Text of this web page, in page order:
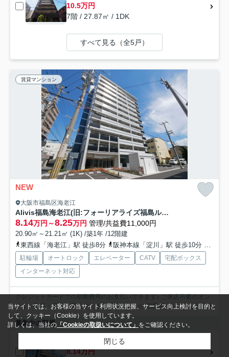
10.5万円
7階 / 27.87㎡ / 1DK
すべて見る（全5戸）
賃貸マンション
NEW
大阪市福島区海老江
Alivis福島海老江(旧:フォーリアライズ福島ルノン)
8.14万円～8.25万円 管理/共益費11,000円
20.90㎡～21.21㎡ (1K) /築1年 /12階建
東西線「海老江」駅 徒歩8分
阪神本線「淀川」駅 徒歩10分
駐輪場 オートロック エレベーター CATV
宅配ボックス
インターネット対応
クレジットカードでの初期費用のお支払いできます♪ ご来店不要のオン
ライン内見・契約も実施中！ お部屋探しはいい部屋ネット...もっと見る
募集中の部屋
8.14万円
当サイトでは、お客様の当サイト利用状況把握、サービス向上検討を目的と
して、クッキー（Cookie）を使用しています。
詳しくは、当社の 「Cookieの取扱いについて」 をご確認ください。
閉じる